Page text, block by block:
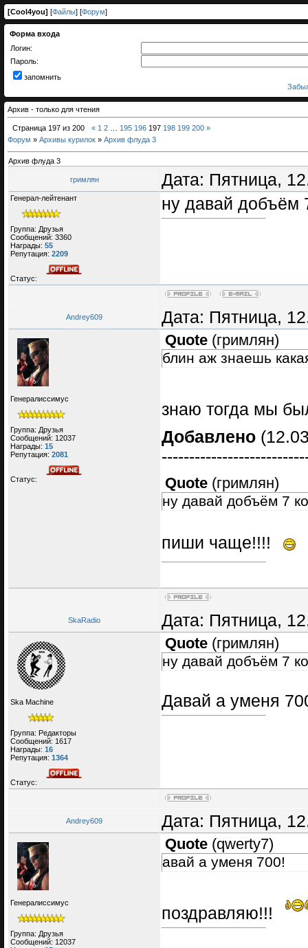
[Cool4you] [Файлы] [Форум]
Форма входа
Логин:
Пароль:
запомнить
Архив - только для чтения
Страница 197 из 200 « 1 2 195 196 197 198 199 200 »
Форум » Архивы курилок » Архив флуда 3
Архив флуда 3
гримлян Дата: Пятница,
Генерал-лейтенант
Группа: Друзья
Сообщений: 3360
Награды: 55
Репутация: 2209
Статус:
ну давай добъём
Andrey609 Дата: Пятница,
Генералиссимус
Группа: Друзья
Сообщений: 12037
Награды: 15
Репутация: 2081
Статус:
Quote (гримлян)
блин аж знаешь
знаю тогда мы
Добавлено
Quote (гримлян)
ну давай добъём 7
пиши чаще!!!!
SkaRadio Дата: Пятница,
Ska Machine
Группа: Редакторы
Сообщений: 1617
Награды: 16
Репутация: 1364
Статус:
Quote (гримлян)
ну давай добъём 7
Давай а уменя
Andrey609 Дата: Пятница,
Генералиссимус
Группа: Друзья
Сообщений: 12037
Quote (qwerty7)
авай а уменя 700!
поздравляю!!!